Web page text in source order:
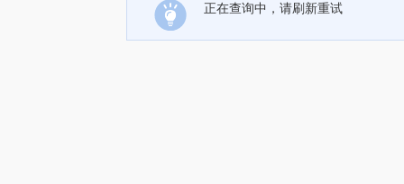
正在查询中，请刷新重试